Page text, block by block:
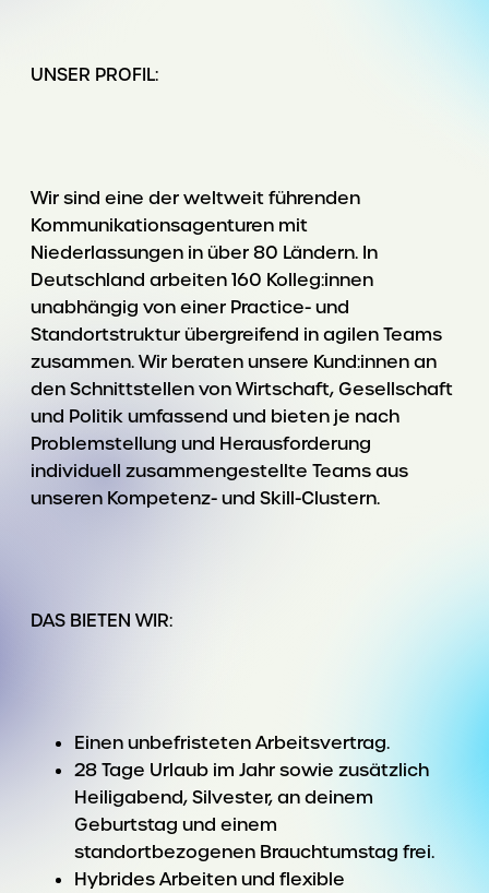
UNSER PROFIL:
Wir sind eine der weltweit führenden
Kommunikationsagenturen mit
Niederlassungen in über 80 Ländern. In
Deutschland arbeiten 160 Kolleg:innen
unabhängig von einer Practice- und
Standortstruktur übergreifend in agilen Teams
zusammen. Wir beraten unsere Kund:innen an
den Schnittstellen von Wirtschaft, Gesellschaft
und Politik umfassend und bieten je nach
Problemstellung und Herausforderung
individuell zusammengestellte Teams aus
unseren Kompetenz- und Skill-Clustern.
DAS BIETEN WIR:
Einen unbefristeten Arbeitsvertrag.
28 Tage Urlaub im Jahr sowie zusätzlich
Heiligabend, Silvester, an deinem
Geburtstag und einem
standortbezogenen Brauchtumstag frei.
Hybrides Arbeiten und flexible